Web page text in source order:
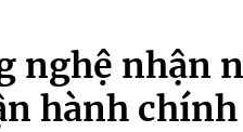
nghệ nhận
hành